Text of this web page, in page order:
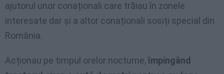
ajutorul unor conaționali care trăiau în zonele
interesate dar și a altor conaționali sosiți special din
România.
Acționau pe timpul orelor nocturne,împingând